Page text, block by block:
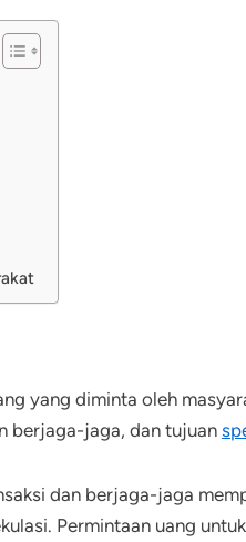
yang diminta oleh
berjaga-jaga, dan tujuan
dan berjaga-jaga
Permintaan uang